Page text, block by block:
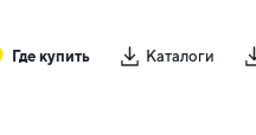
Где купить Каталоги